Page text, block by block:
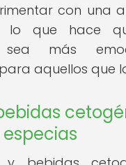
con una
lo que hace
sea más
aquellos que